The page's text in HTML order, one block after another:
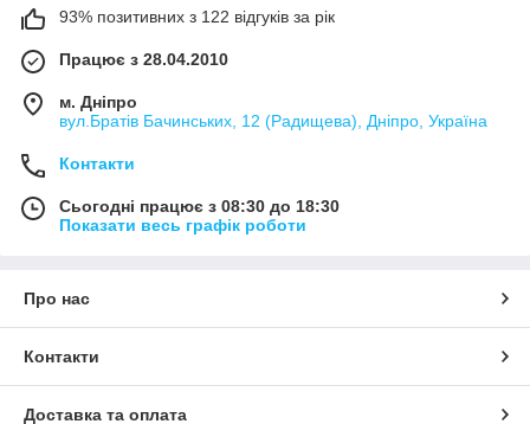
93% позитивних з 122 відгуків за рік
Працює з 28.04.2010
м. Дніпро
вул.Братів Бачинських, 12 (Радищева), Дніпро, Україна
Контакти
Сьогодні працює з 08:30 до 18:30
Показати весь графік роботи
Про нас
Контакти
Доставка та оплата